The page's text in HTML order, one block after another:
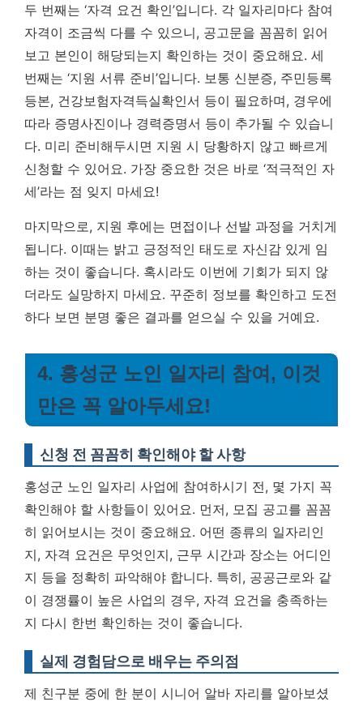
두 번째는 ‘자격 요건 확인’입니다. 각 일자리마다 참여
자격이 조금씩 다를 수 있으니, 공고문을 꼼꼼히 읽어
보고 본인이 해당되는지 확인하는 것이 중요해요. 세
번째는 ‘지원 서류 준비’입니다. 보통 신분증, 주민등록
등본, 건강보험자격득실확인서 등이 필요하며, 경우에
따라 증명사진이나 경력증명서 등이 추가될 수 있습니
다. 미리 준비해두시면 지원 시 당황하지 않고 빠르게
신청할 수 있어요. 가장 중요한 것은 바로 ‘적극적인 자
세’라는 점 잊지 마세요!
마지막으로, 지원 후에는 면접이나 선발 과정을 거치게
됩니다. 이때는 밝고 긍정적인 태도로 자신감 있게 임
하는 것이 좋습니다. 혹시라도 이번에 기회가 되지 않
더라도 실망하지 마세요. 꾸준히 정보를 확인하고 도전
하다 보면 분명 좋은 결과를 얻으실 수 있을 거예요.
4. 홍성군 노인 일자리 참여, 이것
만은 꼭 알아두세요!
신청 전 꼼꼼히 확인해야 할 사항
홍성군 노인 일자리 사업에 참여하시기 전, 몇 가지 꼭
확인해야 할 사항들이 있어요. 먼저, 모집 공고를 꼼꼼
히 읽어보시는 것이 중요해요. 어떤 종류의 일자리인
지, 자격 요건은 무엇인지, 근무 시간과 장소는 어디인
지 등을 정확히 파악해야 합니다. 특히, 공공근로와 같
이 경쟁률이 높은 사업의 경우, 자격 요건을 충족하는
지 다시 한번 확인하는 것이 좋습니다.
실제 경험담으로 배우는 주의점
제 친구분 중에 한 분이 시니어 알바 자리를 알아보셨